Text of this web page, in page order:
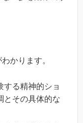
かります。
する精神的ショ
とその具体的な